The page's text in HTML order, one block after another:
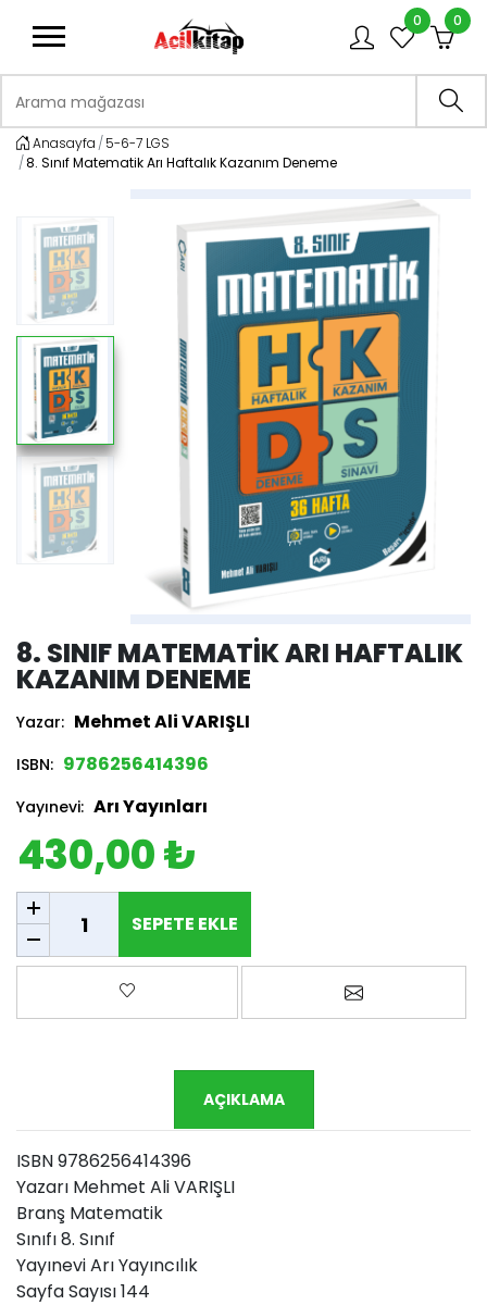
0 0
Anasayfa
5-6-7 LGS
8. Sınıf Matematik Arı Haftalık Kazanım Deneme
8. SINIF MATEMATIK ARI HAFTALIK
KAZANIM DENEME
Yazar: Mehmet Ali VARIŞLI
ISBN: 9786256414396
Yayınevi: Arı Yayınları
430,00 ₺
SEPETE EKLE
SEPETE EKLE
Favorilere ekle Arkadaşına
AÇIKLAMA
ISBN 9786256414396
Yazarı Mehmet Ali VARIŞLI
Branş Matematik
Sınıfı 8. Sınıf
Yayınevi Arı Yayıncılık
Sayfa Sayısı 144